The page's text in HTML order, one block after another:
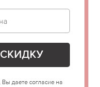
даете согласие на